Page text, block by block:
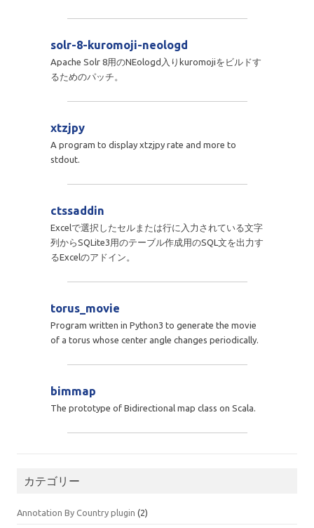
solr-8-kuromoji-neologd
Apache Solr 8用のNEologd入りkuromojiをビルドす
るためのパッチ。
xtzjpy
A program to display xtzjpy rate and more to
stdout.
ctssaddin
Excelで選択したセルまたは行に入力されている文字
列からSQLite3用のテーブル作成用のSQL文を出力す
るExcelのアドイン。
torus_movie
Program written in Python3 to generate the movie
of a torus whose center angle changes periodically.
bimmap
The prototype of Bidirectional map class on Scala.
カテゴリー
Annotation By Country plugin (2)